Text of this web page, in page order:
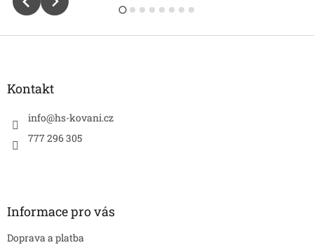
Z
Kontakt
info@hs-kovani.cz
777 296 305
Informace pro vás
Doprava a platba